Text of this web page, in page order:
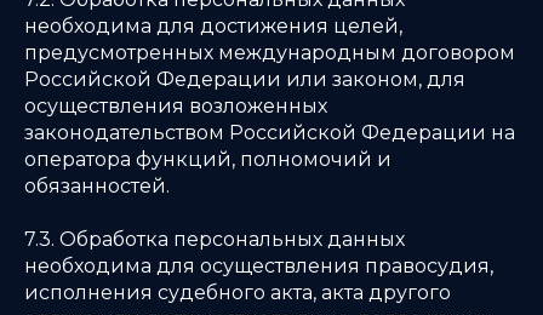
необходима для достижения целей,
предусмотренных международным договором
Российской Федерации или законом, для
осуществления возложенных
законодательством Российской Федерации на
оператора функций, полномочий и
обязанностей.
7.3. Обработка персональных данных
необходима для осуществления правосудия,
исполнения судебного акта, акта другого